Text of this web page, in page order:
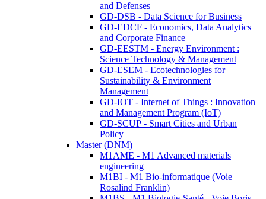
and Defenses
GD-DSB - Data Science for Business
GD-EDCF - Economics, Data Analytics
and Corporate Finance
GD-EESTM - Energy Environment :
Science Technology & Management
GD-ESEM - Ecotechnologies for
Sustainability & Environment
Management
GD-IOT - Internet of Things : Innovation
and Management Program (IoT)
GD-SCUP - Smart Cities and Urban
Policy
Master (DNM)
M1AME - M1 Advanced materials
engineering
M1BI - M1 Bio-informatique (Voie
Rosalind Franklin)